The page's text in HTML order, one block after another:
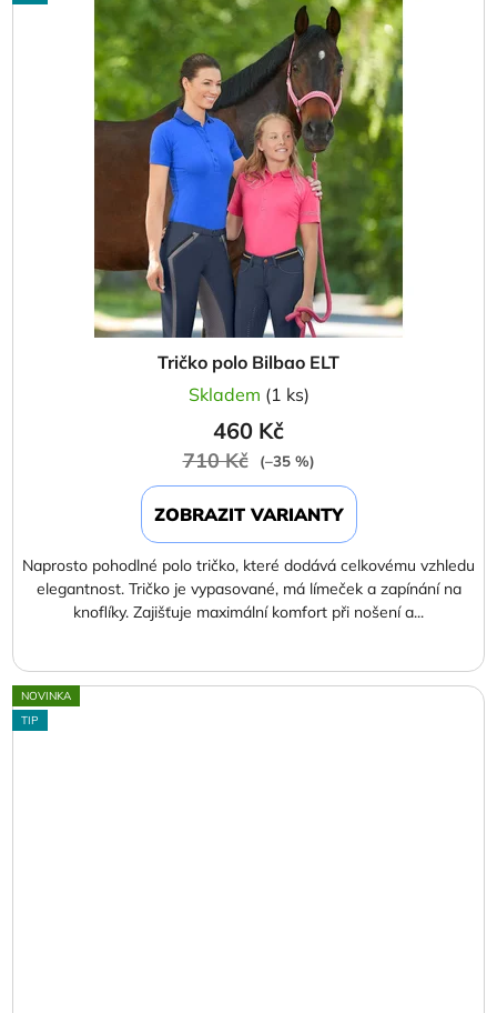
Tričko polo Bilbao ELT
Skladem (1 ks)
460 Kč
710 Kč (–35 %)
ZOBRAZIT VARIANTY
Naprosto pohodlné polo tričko, které dodává celkovému vzhledu
elegantnost. Tričko je vypasované, má límeček a zapínání na
knoflíky. Zajišťuje maximální komfort při nošení a...
NOVINKA
TIP